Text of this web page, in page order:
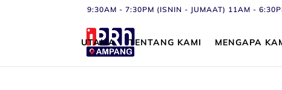
9:30AM - 7:30PM (ISNIN - JUMAAT) 11AM -
UTAMA TENTANG KAMI MENGAPA